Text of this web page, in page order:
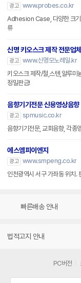
광고 www.probes.co.kr
Adhesion Case, 다양한 크기
류
신명 키오스크 제작 전문업체
광고 www.신명모노레일.kr
키오스크 제작/철,스텐,알루미
정밀판금!
음향기기전문 신용영상음향
광고 spmusic.co.kr
음향기기전문, 교회음향, 각종
에스엠피이엔지
광고 www.smpeng.co.kr
인천광역시 서구 가좌동 위치.
빠른배송 안내
법적고지 안내
PC버전